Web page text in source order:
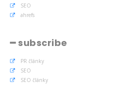
SEO
ahrefs
━ subscribe
PR články
SEO
SEO články